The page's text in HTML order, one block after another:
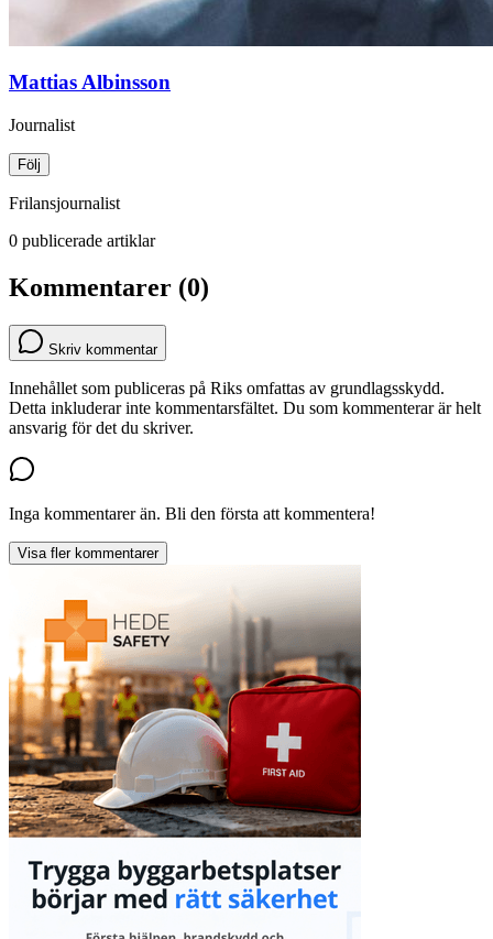
Mattias Albinsson
Journalist
Följ
Frilansjournalist
0 publicerade artiklar
Kommentarer (0)
Skriv kommentar
Innehållet som publiceras på Riks omfattas av grundlagsskydd.
Detta inkluderar inte kommentarsfältet. Du som kommenterar är helt
ansvarig för det du skriver.
Inga kommentarer än. Bli den första att kommentera!
Visa fler kommentarer